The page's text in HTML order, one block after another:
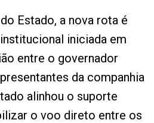
Estado, a nova rota é
iniciada em
entre o governador
da companhia
alinhou o suporte
o voo direto entre os